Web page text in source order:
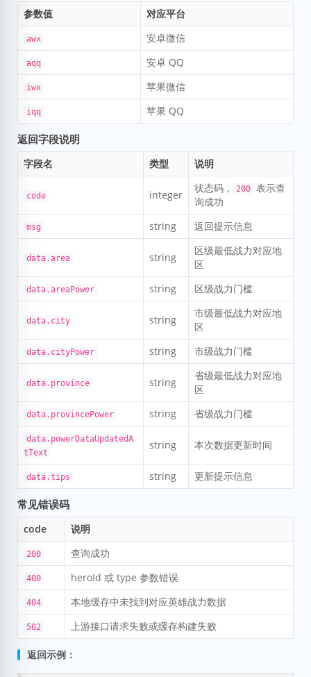
参数值 对应平台
awx 安卓微信
aqq 安卓 QQ
iwx 苹果微信
iqq 苹果 QQ
返回字段说明
字段名 类型 说明
code integer
状态码， 200 表示查
询成功
msg string 返回提示信息
data.area string
区级最低战力对应地
区
data.areaPower string 区级战力门槛
data.city string
市级最低战力对应地
区
data.cityPower string 市级战力门槛
data.province string
省级最低战力对应地
区
data.provincePower string 省级战力门槛
data.powerDataUpdatedA
tText
string 本次数据更新时间
data.tips string 更新提示信息
常见错误码
code 说明
200 查询成功
400 heroId 或 type 参数错误
404 本地缓存中未找到对应英雄战力数据
502 上游接口请求失败或缓存构建失败
返回示例：